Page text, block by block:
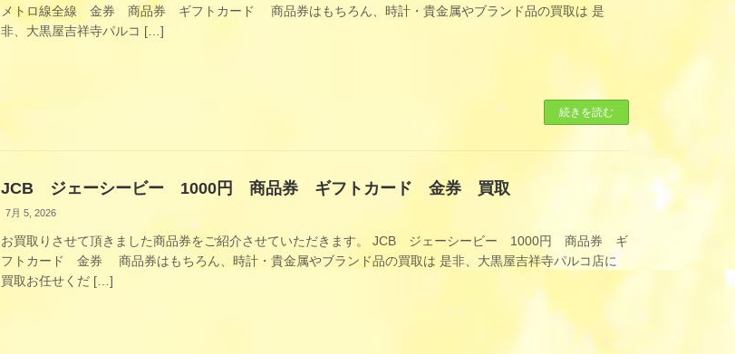
メトロ線全線 金券 商品券 ギフトカード 商品券はもちろん、時計・貴金属やブランド品の買取は 是
非、大黒屋吉祥寺パルコ […]
続きを読む
JCB ジェーシービー 1000円 商品券 ギフトカード 金券 買取
7月 5, 2026
お買取りさせて頂きました商品券をご紹介させていただきます。 JCB ジェーシービー 1000円 商品券 ギ
フトカード 金券 商品券はもちろん、時計・貴金属やブランド品の買取は 是非、大黒屋吉祥寺パルコ店に
買取お任せくだ […]